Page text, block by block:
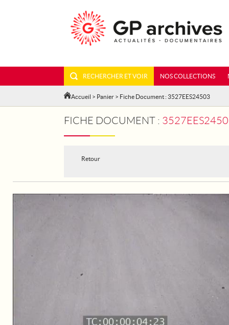
RECHERCHER ET VOIR NOS COLLECTIONS
Accueil > Panier > Fiche Document : 3527EES24503
FICHE DOCUMENT :
Retour